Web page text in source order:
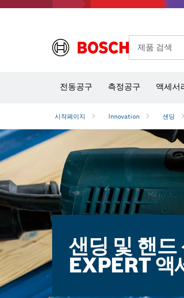
제품 검색
전동공구 측정공구 액세서
시작페이지 Innovation 샌딩
샌딩 및 핸
EXPERT 액